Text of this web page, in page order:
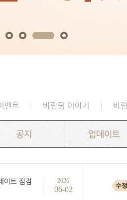
벤트 바람팀 이야기 바
공지 업데이트
이트 점검
2026
06-02 수